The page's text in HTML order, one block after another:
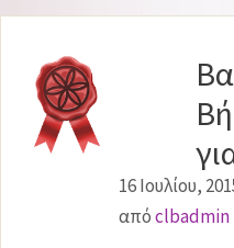
16 Ιουλίου,
απόclbadmin